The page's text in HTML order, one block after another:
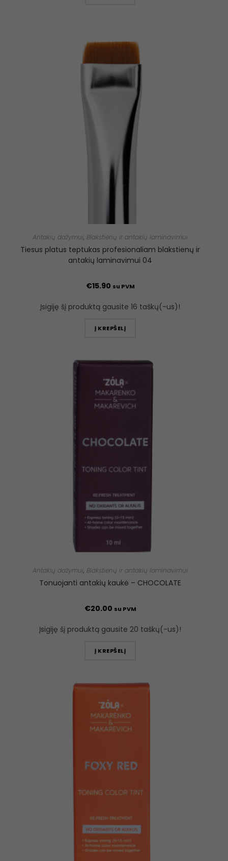
Antakių dažymui, Blakstienų ir antakių laminavimui
Tiesus platus teptukas profesionaliam blakstienų ir
antakių laminavimui 04
€15.90 su PVM
Įsigiję šį produktą gausite 16 taškų(-us)!
Į KREPŠELĮ
Antakių dažymui, Blakstienų ir antakių laminavimui
Tonuojanti antakių kaukė – CHOCOLATE
€20.00 su PVM
Įsigiję šį produktą gausite 20 taškų(-us)!
Į KREPŠELĮ